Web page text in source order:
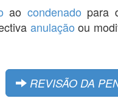
ao condenado para
anulação ou
REVISÃO DA